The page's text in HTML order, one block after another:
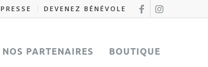
PRESSE DEVENEZ BÉNÉVOLE
NOS PARTENAIRES BOUTIQUE